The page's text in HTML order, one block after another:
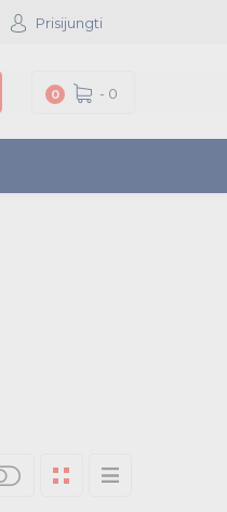
Prisijungti
0 - 0